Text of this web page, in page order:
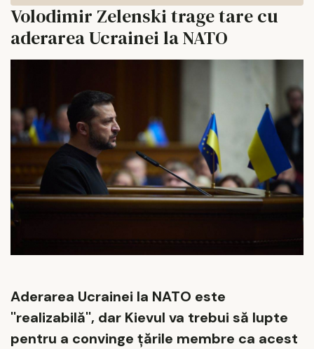
Volodimir Zelenski trage tare cu
aderarea Ucrainei la NATO
Aderarea Ucrainei la NATO este
''realizabilă'', dar Kievul va trebui să lupte
pentru a convinge ţările membre ca acest